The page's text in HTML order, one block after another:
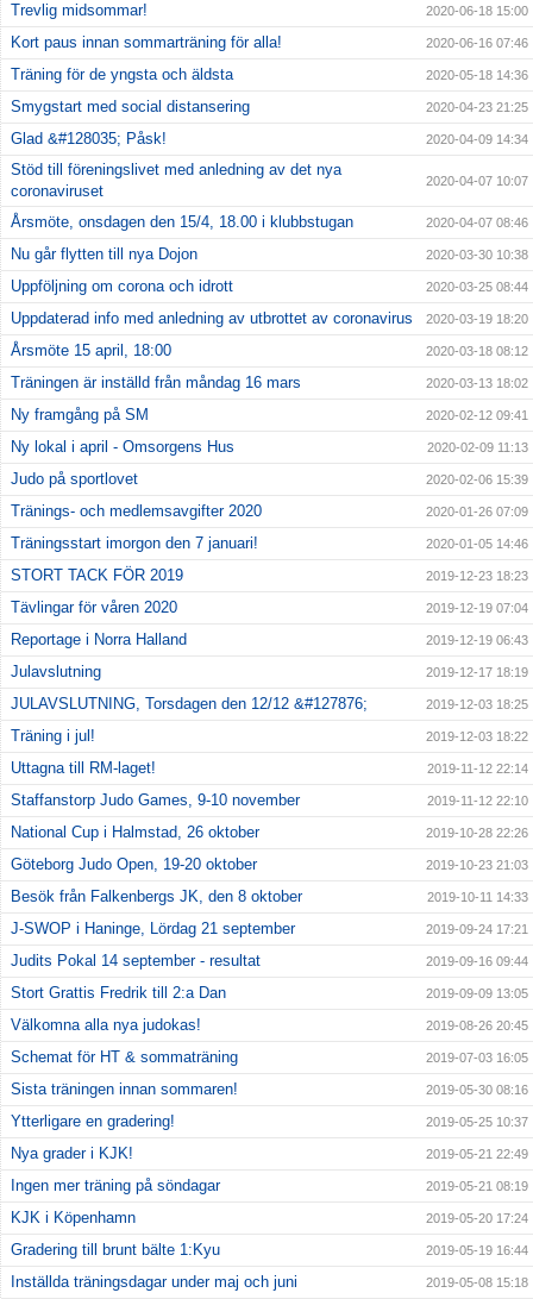
Trevlig midsommar! 2020-06-18 15:00
Kort paus innan sommarträning för alla! 2020-06-16 07:46
Träning för de yngsta och äldsta 2020-05-18 14:36
Smygstart med social distansering 2020-04-23 21:25
Glad &#128035; Påsk! 2020-04-09 14:34
Stöd till föreningslivet med anledning av det nya
coronaviruset
2020-04-07 10:07
Årsmöte, onsdagen den 15/4, 18.00 i klubbstugan 2020-04-07 08:46
Nu går flytten till nya Dojon 2020-03-30 10:38
Uppföljning om corona och idrott 2020-03-25 08:44
Uppdaterad info med anledning av utbrottet av coronavirus 2020-03-19 18:20
Årsmöte 15 april, 18:00 2020-03-18 08:12
Träningen är inställd från måndag 16 mars 2020-03-13 18:02
Ny framgång på SM 2020-02-12 09:41
Ny lokal i april - Omsorgens Hus 2020-02-09 11:13
Judo på sportlovet 2020-02-06 15:39
Tränings- och medlemsavgifter 2020 2020-01-26 07:09
Träningsstart imorgon den 7 januari! 2020-01-05 14:46
STORT TACK FÖR 2019 2019-12-23 18:23
Tävlingar för våren 2020 2019-12-19 07:04
Reportage i Norra Halland 2019-12-19 06:43
Julavslutning 2019-12-17 18:19
JULAVSLUTNING, Torsdagen den 12/12 &#127876; 2019-12-03 18:25
Träning i jul! 2019-12-03 18:22
Uttagna till RM-laget! 2019-11-12 22:14
Staffanstorp Judo Games, 9-10 november 2019-11-12 22:10
National Cup i Halmstad, 26 oktober 2019-10-28 22:26
Göteborg Judo Open, 19-20 oktober 2019-10-23 21:03
Besök från Falkenbergs JK, den 8 oktober 2019-10-11 14:33
J-SWOP i Haninge, Lördag 21 september 2019-09-24 17:21
Judits Pokal 14 september - resultat 2019-09-16 09:44
Stort Grattis Fredrik till 2:a Dan 2019-09-09 13:05
Välkomna alla nya judokas! 2019-08-26 20:45
Schemat för HT & sommaträning 2019-07-03 16:05
Sista träningen innan sommaren! 2019-05-30 08:16
Ytterligare en gradering! 2019-05-25 10:37
Nya grader i KJK! 2019-05-21 22:49
Ingen mer träning på söndagar 2019-05-21 08:19
KJK i Köpenhamn 2019-05-20 17:24
Gradering till brunt bälte 1:Kyu 2019-05-19 16:44
Inställda träningsdagar under maj och juni 2019-05-08 15:18